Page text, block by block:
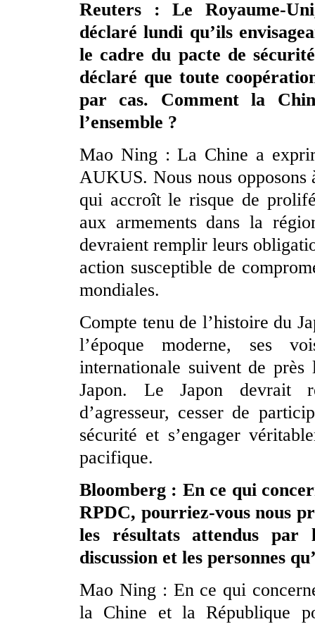
Reuters : Le Royaume-
déclaré lundi qu’ils
le cadre du pacte de
déclaré que toute
par cas. Comment la
l’ensemble ?
Mao Ning : La Chine a
AUKUS. Nous nous
qui accroît le risque de
aux armements dans la
devraient remplir leurs
action susceptible de
mondiales.
Compte tenu de l’histoire du
l’époque moderne, ses
internationale suivent de
Japon. Le Japon devrait
d’agresseur, cesser de
sécurité et s’engager
pacifique.
Bloomberg : En ce qui
RPDC, pourriez-vous nous
les résultats attendus par
discussion et les personnes
Mao Ning : En ce qui
la Chine et la République